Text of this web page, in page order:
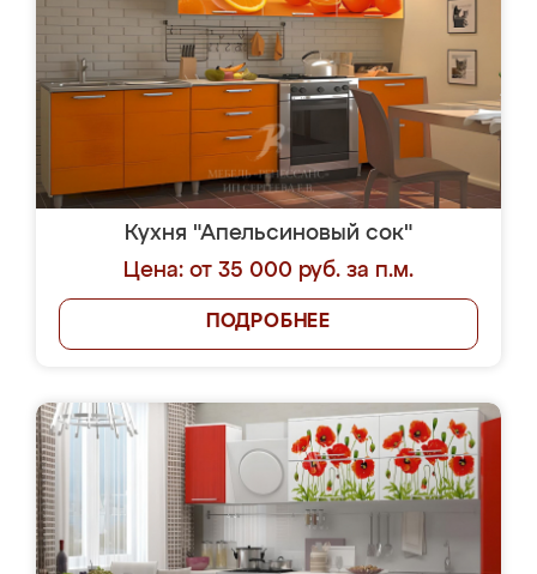
Кухня "Апельсиновый сок"
Цена: от 35 000 руб. за п.м.
ПОДРОБНЕЕ